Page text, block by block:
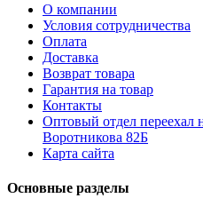
О компании
Условия сотрудничества
Оплата
Доставка
Возврат товара
Гарантия на товар
Контакты
Оптовый отдел переехал
Воротникова 82Б
Карта сайта
Основные разделы